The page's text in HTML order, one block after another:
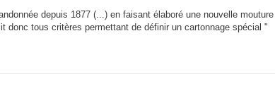
depuis 1877 (...) en faisant élaboré une nouvelle
tous critères permettant de définir un cartonnage spécial "